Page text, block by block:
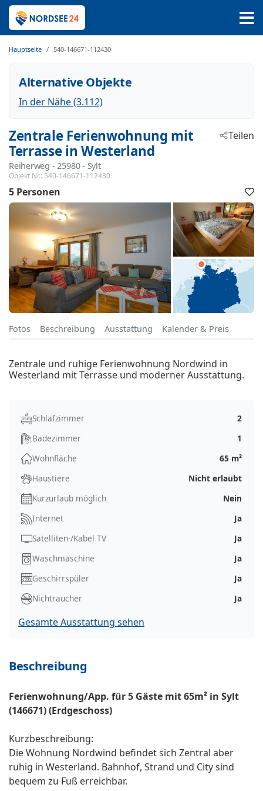
Hauptseite 540-146671-112430
Alternative Objekte
In der Nähe (3.112)
Zentrale Ferienwohnung mit
Terrasse in Westerland
Reiherweg - 25980 - Sylt
Objekt Nr.: 540-146671-112430
Teilen
5 Personen
Fotos Beschreibung Ausstattung Kalender & Preis
Zentrale und ruhige Ferienwohnung Nordwind in
Westerland mit Terrasse und moderner Ausstattung.
Schlafzimmer
2
Badezimmer
1
Wohnfläche
65 m²
Haustiere
Nicht erlaubt
Kurzurlaub möglich
Nein
Internet
Ja
Satelliten-/Kabel TV
Ja
Waschmaschine
Ja
Geschirrspüler
Ja
Nichtraucher
Ja
Gesamte Ausstattung sehen
Beschreibung
Ferienwohnung/App. für 5 Gäste mit 65m² in Sylt
(146671) (Erdgeschoss)
Kurzbeschreibung:
Die Wohnung Nordwind befindet sich Zentral aber
ruhig in Westerland. Bahnhof, Strand und City sind
bequem zu Fuß erreichbar.